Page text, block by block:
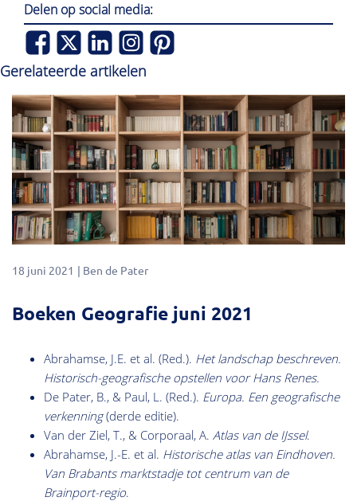
Delen op social media:
Gerelateerde artikelen
18 juni 2021 Ben de Pater
Boeken Geografie juni 2021
Abrahamse, J.E. et al. (Red.). Het landschap beschreven.
Historisch-geografische opstellen voor Hans Renes.
De Pater, B., & Paul, L. (Red.). Europa. Een geografische
verkenning(derde editie).
Van der Ziel, T., & Corporaal, A. Atlas van de IJssel.
Abrahamse, J.-E. et al. Historische atlas van Eindhoven.
Van Brabants marktstadje tot centrum van de
Brainport-regio.